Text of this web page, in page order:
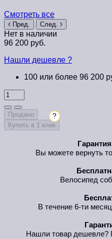
Смотреть все
Пред. След.
Нет в наличии
96 200 руб.
Нашли дешевле ?
100 или более 96 200
Продано
Купить в 1 клик
?
Вы можете вернуть
Велосипед
В течение 6-ти
Нашли товар дешевле?